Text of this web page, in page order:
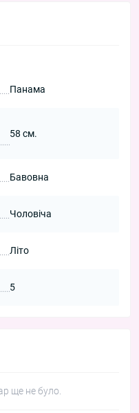
Панама
58 см.
Бавовна
Чоловіча
Літо
5
ще не було.